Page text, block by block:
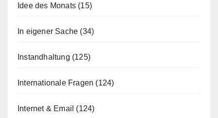
Idee des Monats (15)
In eigener Sache (34)
Instandhaltung (125)
Internationale Fragen (124)
Internet & Email (124)